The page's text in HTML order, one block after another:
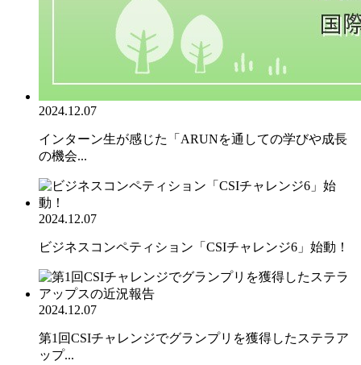
2024.12.07
インターン生が感じた「ARUNを通しての学びや成長
の機会...
2024.12.07
ビジネスコンペティション「CSIチャレンジ6」始動！
2024.12.07
第1回CSIチャレンジでグランプリを獲得したステラア
ップ...